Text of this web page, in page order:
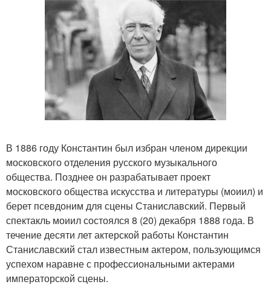
В 1886 году Константин был избран членом дирекции
московского отделения русского музыкального
общества. Позднее он разрабатывает проект
московского общества искусства и литературы (моиил) и
берет псевдоним для сцены Станиславский. Первый
спектакль моиил состоялся 8 (20) декабря 1888 года. В
течение десяти лет актерской работы Константин
Станиславский стал известным актером, пользующимся
успехом наравне с профессиональными актерами
императорской сцены.